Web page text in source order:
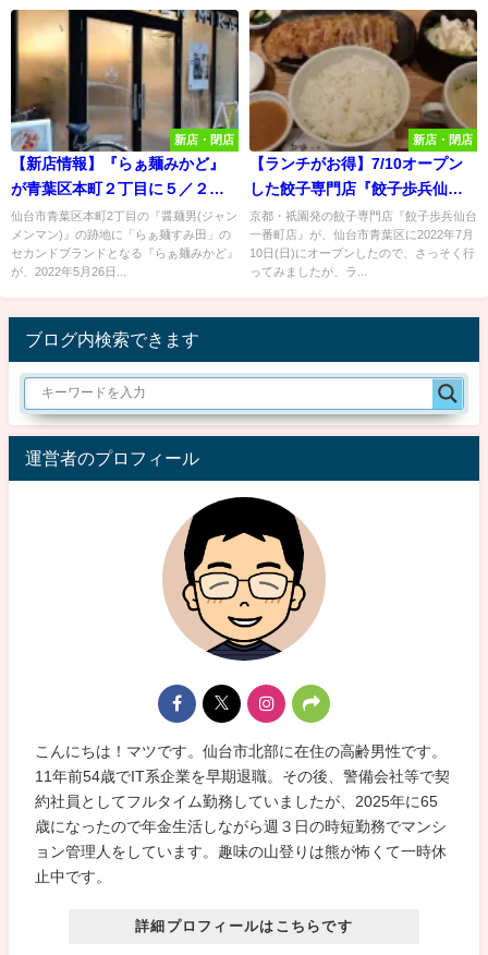
新店・閉店
【新店情報】『らぁ麺みかど』
が青葉区本町２丁目に５／２６
オープン予定！
仙台市青葉区本町2丁目の『醤麺男(ジャン
メンマン)』の跡地に「らぁ麺すみ田」の
セカンドブランドとなる『らぁ麺みかど』
が、2022年5月26日...
新店・閉店
【ランチがお得】7/10オープン
した餃子専門店『餃子歩兵仙台
一番町店』に行ってみた！
京都・祇園発の餃子専門店『餃子歩兵仙台
一番町店』が、仙台市青葉区に2022年7月
10日(日)にオープンしたので、さっそく行
ってみましたが、ラ...
ブログ内検索できます
運営者のプロフィール
こんにちは！マツです。仙台市北部に在住の高齢男性です。
11年前54歳でIT系企業を早期退職。その後、警備会社等で契
約社員としてフルタイム勤務していましたが、2025年に65
歳になったので年金生活しながら週３日の時短勤務でマンシ
ョン管理人をしています。趣味の山登りは熊が怖くて一時休
止中です。
詳細プロフィールはこちらです